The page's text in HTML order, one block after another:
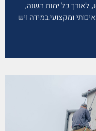
לאורך כל ימות השנה,
ומקצועי.במידה ויש